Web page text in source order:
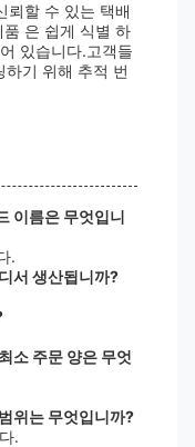
뢰할 수 있는 택배
은 쉽게 식별 하
있습니다.고객들
기 위해 추적 번
이름은 무엇입니
.
서 생산됩니까?
소 주문 양은 무엇
위는 무엇입니까?
.